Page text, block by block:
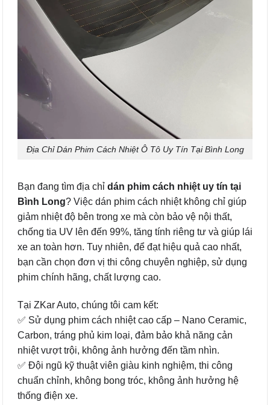
Địa Chỉ Dán Phim Cách Nhiệt Ô Tô Uy Tín Tại Bình Long
Bạn đang tìm địa chỉ dán phim cách nhiệt uy tín tại
Bình Long? Việc dán phim cách nhiệt không chỉ giúp
giảm nhiệt độ bên trong xe mà còn bảo vệ nội thất,
chống tia UV lên đến 99%, tăng tính riêng tư và giúp lái
xe an toàn hơn. Tuy nhiên, để đạt hiệu quả cao nhất,
bạn cần chọn đơn vị thi công chuyên nghiệp, sử dụng
phim chính hãng, chất lượng cao.
Tại ZKar Auto, chúng tôi cam kết:
✅ Sử dụng phim cách nhiệt cao cấp – Nano Ceramic,
Carbon, tráng phủ kim loại, đảm bảo khả năng cản
nhiệt vượt trội, không ảnh hưởng đến tầm nhìn.
✅ Đội ngũ kỹ thuật viên giàu kinh nghiệm, thi công
chuẩn chỉnh, không bong tróc, không ảnh hưởng hệ
thống điện xe.